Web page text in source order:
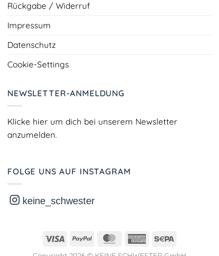
Rückgabe / Widerruf
Impressum
Datenschutz
Cookie-Settings
NEWSLETTER-ANMELDUNG
Klicke hier um dich bei unserem Newsletter
anzumelden.
FOLGE UNS AUF INSTAGRAM
keine_schwester
Visa PayPal MasterCardAmerican